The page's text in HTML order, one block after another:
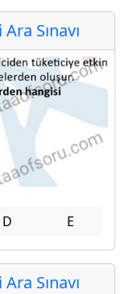
Sınavı
D E
Sınavı